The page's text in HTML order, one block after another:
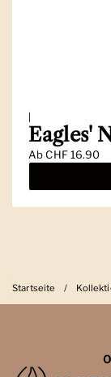
|
Eagles'
AbCHF 16.90
Startseite /